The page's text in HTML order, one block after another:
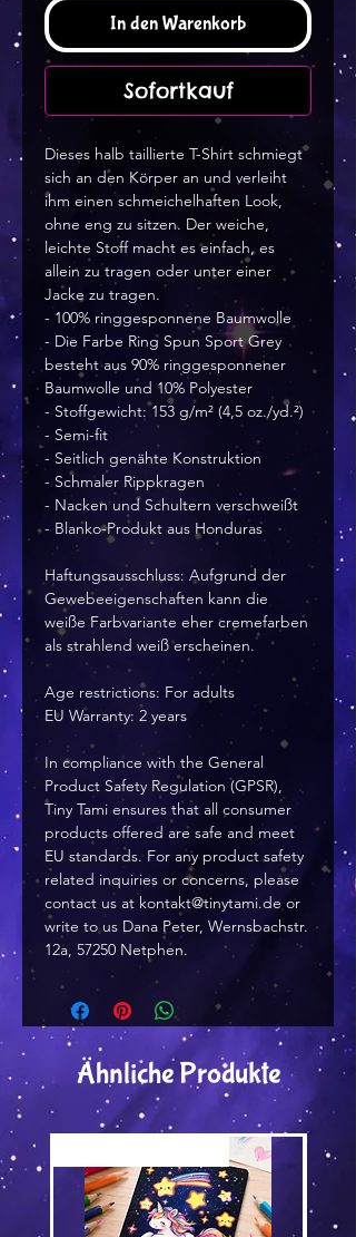
In den Warenkorb
Sofortkauf
Dieses halb taillierte T-Shirt schmiegt
sich an den Körper an und verleiht
ihm einen schmeichelhaften Look,
ohne eng zu sitzen. Der weiche,
leichte Stoff macht es einfach, es
allein zu tragen oder unter einer
Jacke zu tragen.
- 100% ringgesponnene Baumwolle
- Die Farbe Ring Spun Sport Grey
besteht aus 90% ringgesponnener
Baumwolle und 10% Polyester
- Stoffgewicht: 153 g/m² (4,5 oz./yd.²)
- Semi-fit
- Seitlich genähte Konstruktion
- Schmaler Rippkragen
- Nacken und Schultern verschweißt
- Blanko-Produkt aus Honduras
Haftungsausschluss: Aufgrund der
Gewebeeigenschaften kann die
weiße Farbvariante eher cremefarben
als strahlend weiß erscheinen.
Age restrictions: For adults
EU Warranty: 2 years
In compliance with the General
Tiny Tami ensures that all consumer
products offered are safe and meet
EU standards. For any product safety
related inquiries or concerns, please
contact us at kontakt@tinytami.de or
write to us Dana Peter, Wernsbachstr.
12a, 57250 Netphen.
Ähnliche Produkte